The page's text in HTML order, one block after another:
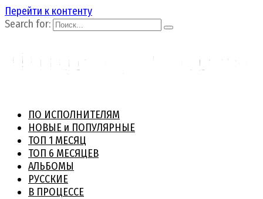
Перейти к контенту
Search for:
ПО ИСПОЛНИТЕЛЯМ
НОВЫЕ и ПОПУЛЯРНЫЕ
ТОП 1 МЕСЯЦ
ТОП 6 МЕСЯЦЕВ
АЛЬБОМЫ
РУССКИЕ
В ПРОЦЕССЕ